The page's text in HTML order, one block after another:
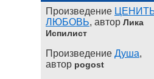
Произведение
ЛЮБОВЬ, автор Лика
Испилист
Произведение Душа,
автор pogost